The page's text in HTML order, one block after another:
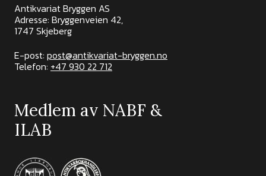
Antikvariat Bryggen AS
Adresse: Bryggenveien 42,
1747 Skjeberg
E-post: post@antikvariat-bryggen.no
Telefon: +47 930 22 712
Medlem av NABF &
ILAB